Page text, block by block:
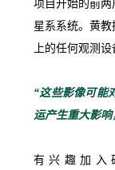
项目开始的前两
星系系统。 黄教
上的任何观测设
“这些影像可能
运产生重大影响
有兴趣加入